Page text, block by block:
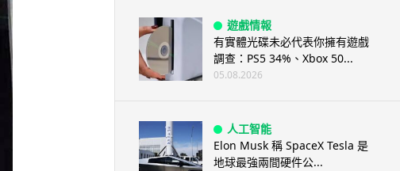
遊戲情報
有實體光碟未必代表你擁有遊戲
調查：PS5 34%、Xbox 50...
05.08.2026
人工智能
Elon Musk 稱 SpaceX Tesla 是
地球最強兩間硬件公...